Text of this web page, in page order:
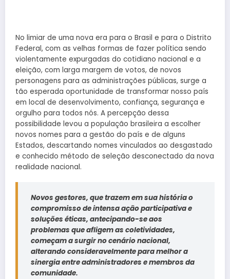
No limiar de uma nova era para o Brasil e para o Distrito
Federal, com as velhas formas de fazer política sendo
violentamente expurgadas do cotidiano nacional e a
eleição, com larga margem de votos, de novos
personagens para as administrações públicas, surge a
tão esperada oportunidade de transformar nosso país
em local de desenvolvimento, confiança, segurança e
orgulho para todos nós. A percepção dessa
possibilidade levou a população brasileira a escolher
novos nomes para a gestão do país e de alguns
Estados, descartando nomes vinculados ao desgastado
e conhecido método de seleção desconectado da nova
realidade nacional.
Novos gestores, que trazem em sua história o
compromisso de intensa ação participativa e
soluções éticas, antecipando-se aos
problemas que afligem as coletividades,
começam a surgir no cenário nacional,
alterando consideravelmente para melhor a
sinergia entre administradores e membros da
comunidade.